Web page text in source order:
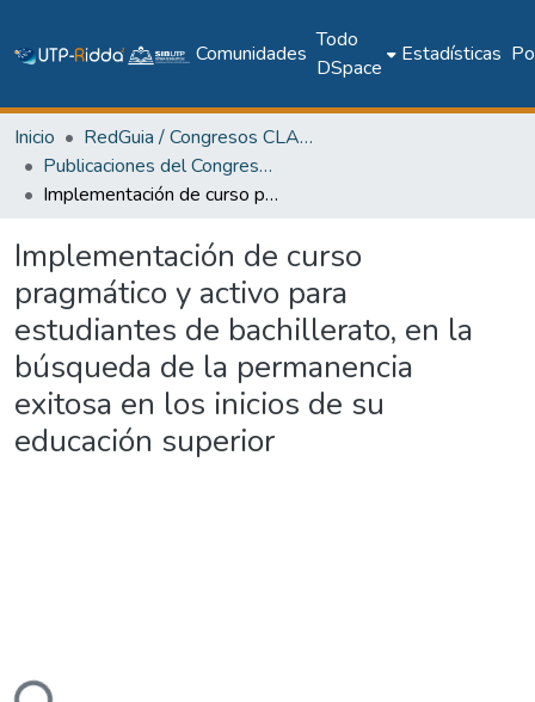
Comunidades
Todo
DSpace
Estadísticas
Inicio
RedGuia / Congresos CLABES
Publicaciones del Congreso Internacional CLABES
Implementación de curso pragmático y activo para estudiantes de bachillerato, en la búsqueda de la permanencia exitosa en los inicios de su educación superior
Implementación de curso
pragmático y activo para
estudiantes de bachillerato, en la
búsqueda de la permanencia
exitosa en los inicios de su
educación superior